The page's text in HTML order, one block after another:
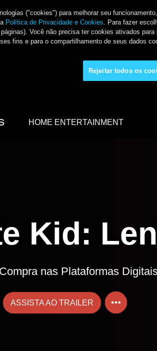
("cookies") para melhorar seu
Política de Privacidade e Cookies. Para fazer
Você não precisa ter cookies ativados
fins e para o compartilhamento de seus dados
Rejeitar todos os
HOME ENTERTAINMENT
Kid:
nas Plataformas
ASSISTA AO TRAILER